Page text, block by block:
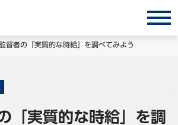
ス/ソリューション
製品・ソリューション
督者の「実質的な時給」を調べてみよう
「実質的な時給」を調